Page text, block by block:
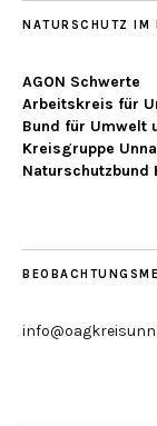
NATURSCHUTZ IM
AGON Schwerte
Arbeitskreis für
Bund für Umwelt
Kreisgruppe Unna
Naturschutzbund